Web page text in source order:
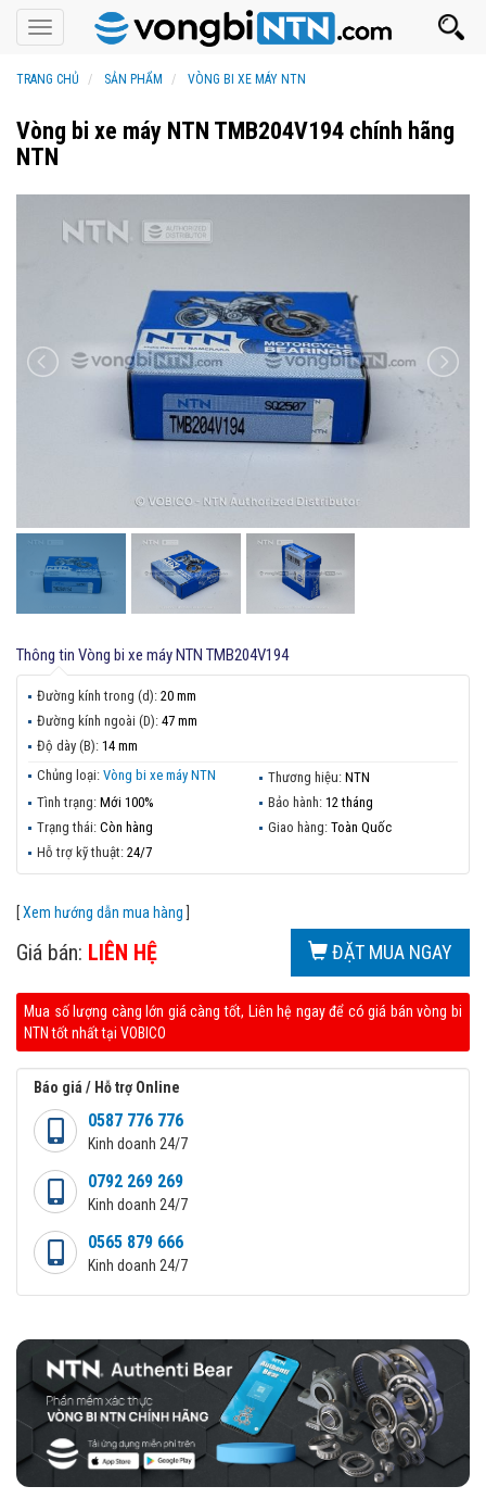
Toggle
navigation
TRANG CHỦ SẢN PHẨM VÒNG BI XE MÁY NTN
Vòng bi xe máy NTN TMB204V194 chính hãng
NTN
Thông tin Vòng bi xe máy NTN TMB204V194
Đường kính trong (d): 20 mm
Đường kính ngoài (D): 47 mm
Độ dày (B): 14 mm
Chủng loại: Vòng bi xe máy NTN Thương hiệu: NTN
Tình trạng: Mới 100% Bảo hành: 12 tháng
Trạng thái: Còn hàng Giao hàng: Toàn Quốc
Hỗ trợ kỹ thuật: 24/7
[Xem hướng dẫn mua hàng
Giá bán: LIÊN HỆ ĐẶT MUA NGAY
Mua số lượng càng lớn giá càng tốt, Liên hệ ngay để có giá bán vòng bi
NTN tốt nhất tại VOBICO
Báo giá / Hỗ trợ Online
0587 776 776
Kinh doanh 24/7
0792 269 269
Kinh doanh 24/7
0565 879 666
Kinh doanh 24/7